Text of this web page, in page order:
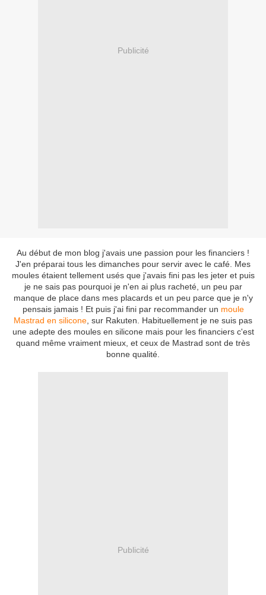
Publicité
Au début de mon blog j'avais une passion pour les financiers !
J'en préparai tous les dimanches pour servir avec le café. Mes
moules étaient tellement usés que j'avais fini pas les jeter et puis
je ne sais pas pourquoi je n'en ai plus racheté, un peu par
manque de place dans mes placards et un peu parce que je n'y
pensais jamais ! Et puis j'ai fini par recommander un moule
Mastrad en silicone , sur Rakuten. Habituellement je ne suis pas
une adepte des moules en silicone mais pour les financiers c'est
quand même vraiment mieux, et ceux de Mastrad sont de très
bonne qualité.
Publicité